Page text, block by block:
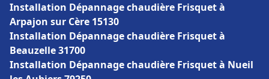
Installation Dépannage chaudière Frisquet à
Arpajon sur Cère 15130
Installation Dépannage chaudière Frisquet à
Beauzelle 31700
Installation Dépannage chaudière Frisquet à Nueil